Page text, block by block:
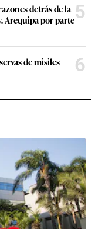
detrás de la
Arequipa por parte5
de misiles
6